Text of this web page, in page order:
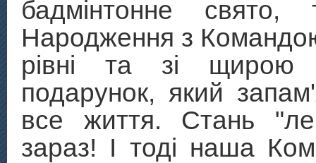
бадмінтонне
Народження з
рівні та зі щирою
подарунок, який
все життя. Стань
зараз! І тоді наша